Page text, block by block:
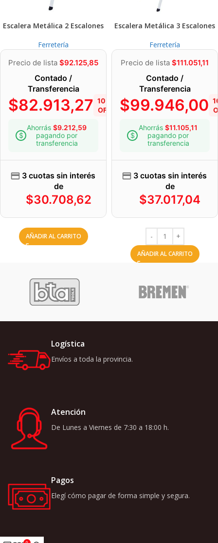
Escalera Metálica 2 Escalones
Ferretería
Precio de lista $92.125,85
Contado /
Transferencia
$82.913,27 10%
OFF
Ahorrás $9.212,59
pagando por
transferencia
3 cuotas sin interés
de
$30.708,62
AÑADIR AL CARRITO
Escalera Metálica 3 Escalones
Ferretería
Precio de lista $111.051,11
Contado /
Transferencia
$99.946,00
Ahorrás $11.105,11
pagando por
transferencia
3 cuotas sin interés
de
$37.017,04
AÑADIR AL CARRITO
Logística
Envíos a toda la provincia.
Atención
De Lunes a Viernes de 7:30 a 18:00 h.
Pagos
Elegí cómo pagar de forma simple y segura.